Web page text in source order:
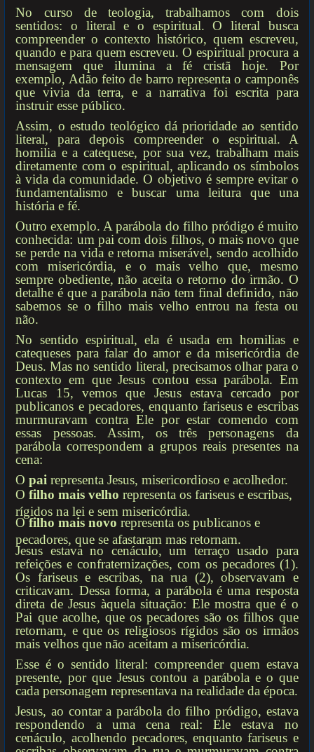
No curso de teologia, trabalhamos com dois
sentidos: o literal e o espiritual. O literal busca
compreender o contexto histórico, quem escreveu,
quando e para quem escreveu. O espiritual procura a
mensagem que ilumina a fé cristã hoje. Por
exemplo, Adão feito de barro representa o camponês
que vivia da terra, e a narrativa foi escrita para
instruir esse público.
Assim, o estudo teológico dá prioridade ao sentido
literal, para depois compreender o espiritual. A
homilia e a catequese, por sua vez, trabalham mais
diretamente com o espiritual, aplicando os símbolos
à vida da comunidade. O objetivo é sempre evitar o
fundamentalismo e buscar uma leitura que una
história e fé.
Outro exemplo. A parábola do filho pródigo é muito
conhecida: um pai com dois filhos, o mais novo que
se perde na vida e retorna miserável, sendo acolhido
com misericórdia, e o mais velho que, mesmo
sempre obediente, não aceita o retorno do irmão. O
detalhe é que a parábola não tem final definido, não
sabemos se o filho mais velho entrou na festa ou
não.
No sentido espiritual, ela é usada em homilias e
catequeses para falar do amor e da misericórdia de
Deus. Mas no sentido literal, precisamos olhar para o
contexto em que Jesus contou essa parábola. Em
Lucas 15, vemos que Jesus estava cercado por
publicanos e pecadores, enquanto fariseus e escribas
murmuravam contra Ele por estar comendo com
essas pessoas. Assim, os três personagens da
parábola correspondem a grupos reais presentes na
cena:
Opai representa Jesus, misericordioso e acolhedor.
Ofilho mais velho representa os fariseus e escribas,
rígidos na lei e sem misericórdia.
Ofilho mais novo representa os publicanos e
pecadores, que se afastaram mas retornam.
Jesus estava no cenáculo, um terraço usado para
refeições e confraternizações, com os pecadores (1).
Os fariseus e escribas, na rua (2), observavam e
criticavam. Dessa forma, a parábola é uma resposta
direta de Jesus àquela situação: Ele mostra que é o
Pai que acolhe, que os pecadores são os filhos que
retornam, e que os religiosos rígidos são os irmãos
mais velhos que não aceitam a misericórdia.
Esse é o sentido literal: compreender quem estava
presente, por que Jesus contou a parábola e o que
cada personagem representava na realidade da época.
Jesus, ao contar a parábola do filho pródigo, estava
respondendo a uma cena real: Ele estava no
cenáculo, acolhendo pecadores, enquanto fariseus e